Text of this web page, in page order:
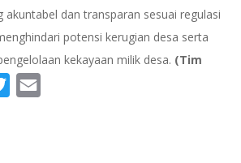
akuntabel dan transparan sesuai regulasi
potensi kerugian desa serta
kekayaan milik desa. (Tim
Twitter